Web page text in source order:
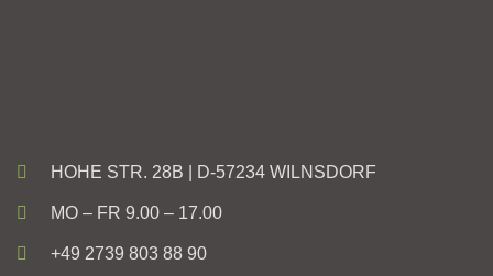
HOHE STR. 28B | D-57234 WILNSDORF
MO – FR 9.00 – 17.00
+49 2739 803 88 90